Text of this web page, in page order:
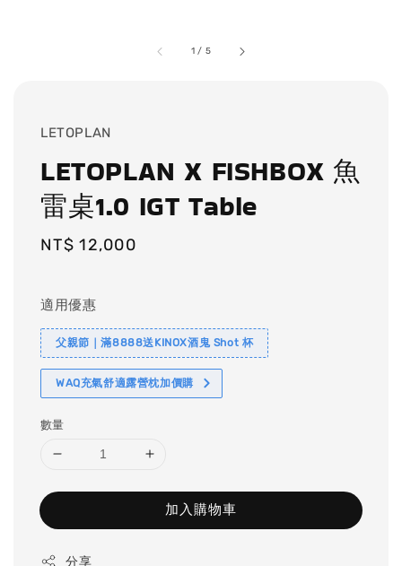
1 / 5
LETOPLAN
LETOPLAN X FISHBOX 魚
雷桌1.0 IGT Table
Regular
NT$ 12,000
適用優惠
父親節｜滿8888送KINOX酒鬼 Shot 杯
WAQ充氣舒適露營枕加價購
數量
加入購物車
分享